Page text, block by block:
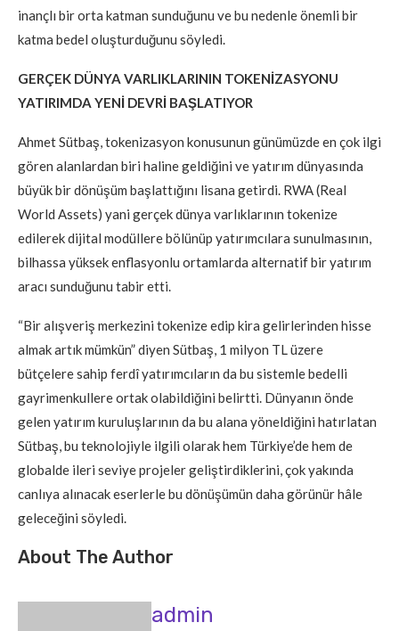
inançlı bir orta katman sunduğunu ve bu nedenle önemli bir
katma bedel oluşturduğunu söyledi.
GERÇEK DÜNYA VARLIKLARININ TOKENİZASYONU
YATIRIMDA YENİ DEVRİ BAŞLATIYOR
Ahmet Sütbaş, tokenizasyon konusunun günümüzde en çok ilgi
gören alanlardan biri haline geldiğini ve yatırım dünyasında
büyük bir dönüşüm başlattığını lisana getirdi. RWA (Real
World Assets) yani gerçek dünya varlıklarının tokenize
edilerek dijital modüllere bölünüp yatırımcılara sunulmasının,
bilhassa yüksek enflasyonlu ortamlarda alternatif bir yatırım
aracı sunduğunu tabir etti.
“Bir alışveriş merkezini tokenize edip kira gelirlerinden hisse
almak artık mümkün” diyen Sütbaş, 1 milyon TL üzere
bütçelere sahip ferdî yatırımcıların da bu sistemle bedelli
gayrimenkullere ortak olabildiğini belirtti. Dünyanın önde
gelen yatırım kuruluşlarının da bu alana yöneldiğini hatırlatan
Sütbaş, bu teknolojiyle ilgili olarak hem Türkiye’de hem de
globalde ileri seviye projeler geliştirdiklerini, çok yakında
canlıya alınacak eserlerle bu dönüşümün daha görünür hâle
geleceğini söyledi.
About The Author
admin